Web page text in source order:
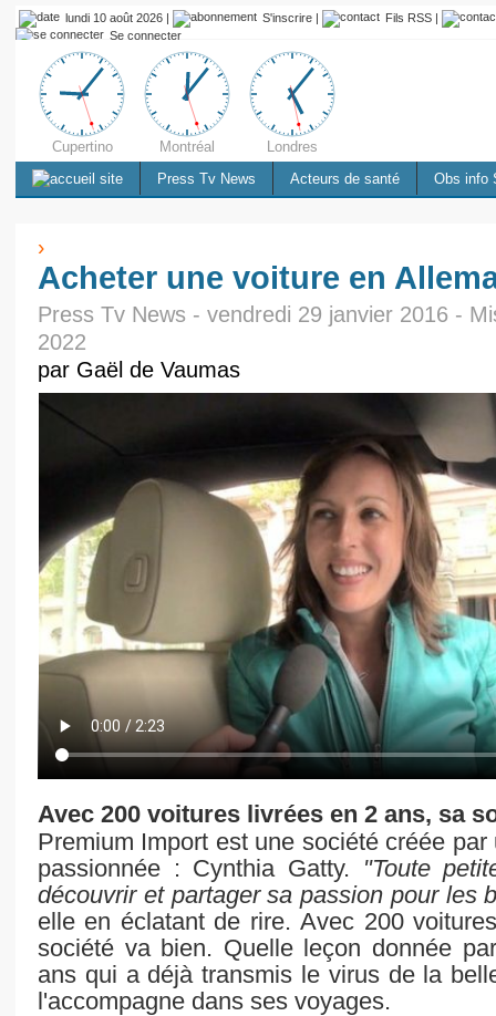
lundi 10 août 2026 | S'inscrire | Fils RSS |
Se connecter
Cupertino Montréal
Londres
Press Tv News
Acteurs de santé Obs info
›
Acheter une voiture en
Press Tv News - vendredi 29 janvier 2016 -
2022
par Gaël de Vaumas
Avec 200 voitures livrées en 2 ans, sa
Premium Import est une société créée
passionnée : Cynthia Gatty. "Toute
découvrir et partager sa passion pour les
elle en éclatant de rire. Avec 200
société va bien. Quelle leçon donnée
ans qui a déjà transmis le virus de la
l'accompagne dans ses voyages.